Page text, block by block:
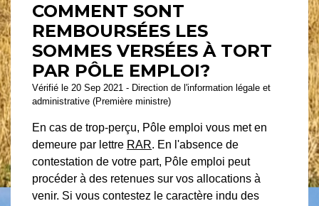
COMMENT SONT
REMBOURSÉES LES
SOMMES VERSÉES À TORT
PAR PÔLE EMPLOI?
Vérifié le 20 Sep 2021 - Direction de l'information légale et
administrative (Première ministre)
En cas de trop-perçu, Pôle emploi vous met en
demeure par lettre RAR. En l'absence de
contestation de votre part, Pôle emploi peut
procéder à des retenues sur vos allocations à
venir. Si vous contestez le caractère indu des